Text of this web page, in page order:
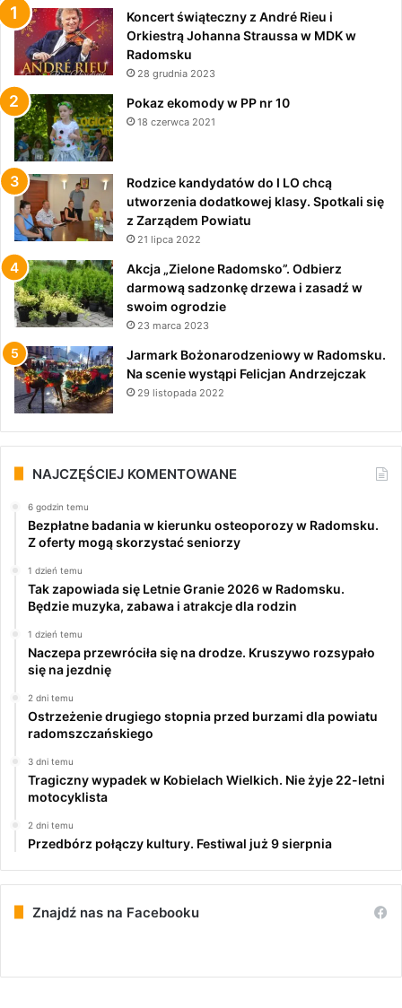
Koncert świąteczny z André Rieu i
Orkiestrą Johanna Straussa w MDK w
Radomsku
28 grudnia 2023
Pokaz ekomody w PP nr 10
18 czerwca 2021
Rodzice kandydatów do I LO chcą
utworzenia dodatkowej klasy. Spotkali się
z Zarządem Powiatu
21 lipca 2022
Akcja „Zielone Radomsko”. Odbierz
darmową sadzonkę drzewa i zasadź w
swoim ogrodzie
23 marca 2023
Jarmark Bożonarodzeniowy w Radomsku.
Na scenie wystąpi Felicjan Andrzejczak
29 listopada 2022
NAJCZĘŚCIEJ KOMENTOWANE
6 godzin temu
Bezpłatne badania w kierunku osteoporozy w Radomsku.
Z oferty mogą skorzystać seniorzy
1 dzień temu
Tak zapowiada się Letnie Granie 2026 w Radomsku.
Będzie muzyka, zabawa i atrakcje dla rodzin
1 dzień temu
Naczepa przewróciła się na drodze. Kruszywo rozsypało
się na jezdnię
2 dni temu
Ostrzeżenie drugiego stopnia przed burzami dla powiatu
radomszczańskiego
3 dni temu
Tragiczny wypadek w Kobielach Wielkich. Nie żyje 22-letni
motocyklista
2 dni temu
Przedbórz połączy kultury. Festiwal już 9 sierpnia
Znajdź nas na Facebooku